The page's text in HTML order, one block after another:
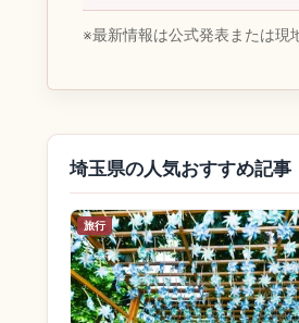
※最新情報は公式発表または現
埼玉県の人気おすすめ記事
旅行